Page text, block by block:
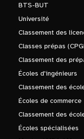
BTS-BUT
Université
Classement des
Classes prépas
Classement des
Écoles d'ingénieurs
Classement des
Écoles de commerce
Classement des
Écoles spécialisées